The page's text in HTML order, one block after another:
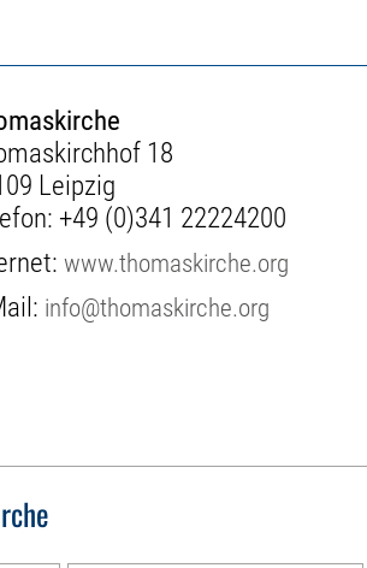
18
Leipzig
+49 (0)341 22224200
www.thomaskirche.org
info@thomaskirche.org